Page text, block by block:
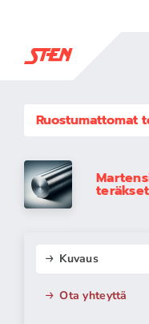
Ruostumattomat
teräkset
Kuvaus
Ota yhteyttä